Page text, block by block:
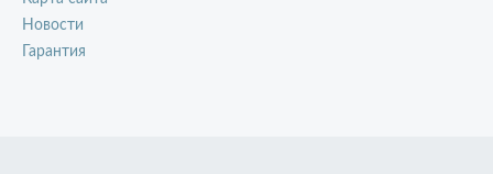
Новости
Гарантия